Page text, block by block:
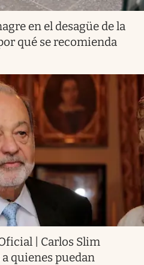
en el desagüe de la
qué se recomienda
| Carlos Slim
quienes puedan